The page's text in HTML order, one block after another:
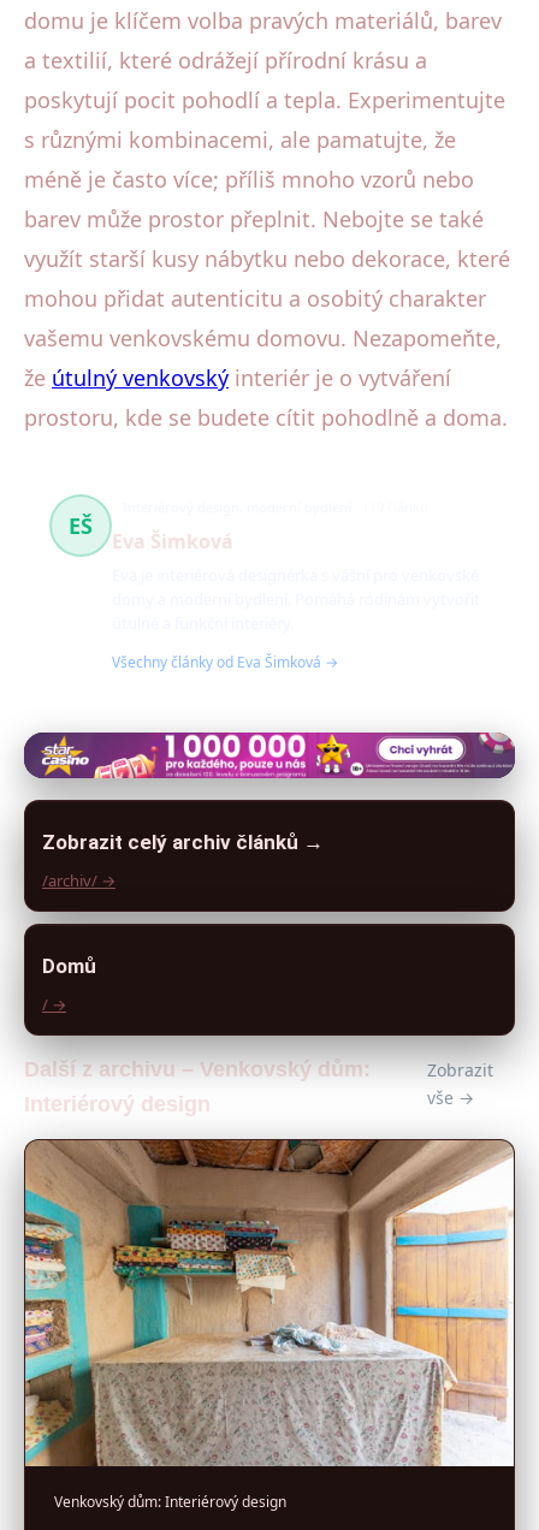
domu je klíčem volba pravých materiálů, barev
a textilií, které odrážejí přírodní krásu a
poskytují pocit pohodlí a tepla. Experimentujte
s různými kombinacemi, ale pamatujte, že
méně je často více; příliš mnoho vzorů nebo
barev může prostor přeplnit. Nebojte se také
využít starší kusy nábytku nebo dekorace, které
mohou přidat autenticitu a osobitý charakter
vašemu venkovskému domovu. Nezapomeňte,
že útulný venkovský interiér je o vytváření
prostoru, kde se budete cítit pohodlně a doma.
EŠ
Eva Šimková
Všechny články od Eva Šimková →
Zobrazit celý archiv článků →
/archiv/ →
Domů
/ →
Další z archivu – Venkovský dům:
Interiérový design
Zobrazit
vše →
Venkovský dům: Interiérový design